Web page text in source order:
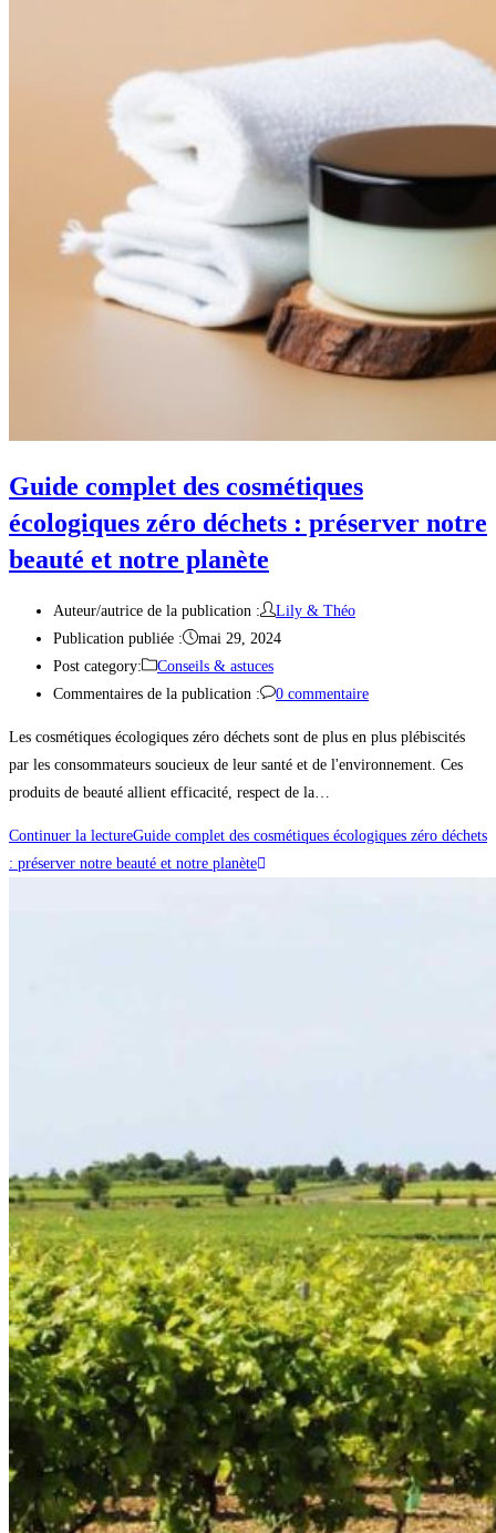
Guide complet des cosmétiques
écologiques zéro déchets : préserver notre
beauté et notre planète
Auteur/autrice de la publication :
Lily & Théo
Publication publiée :
mai 29, 2024
Post category:
Conseils & astuces
Commentaires de la publication :
0 commentaire
Les cosmétiques écologiques zéro déchets sont de plus en plus plébiscités
par les consommateurs soucieux de leur santé et de l'environnement. Ces
produits de beauté allient efficacité, respect de la…
Continuer la lectureGuide complet des cosmétiques écologiques zéro déchets
: préserver notre beauté et notre planète